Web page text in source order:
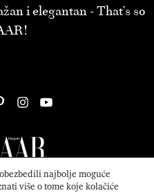
i elegantan - That’s so
najbolje moguće
više o tome koje kolačiće